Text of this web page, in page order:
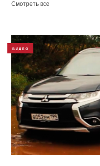
Смотреть все
ВИДЕО